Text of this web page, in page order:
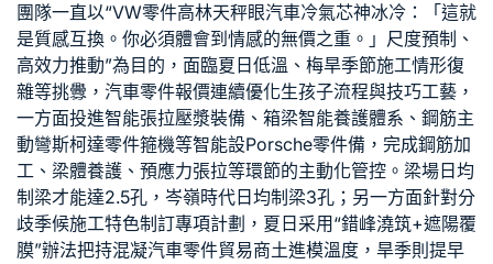
團隊一直以“VW零件高林天秤眼汽車冷氣芯神冰冷：「這就
是質感互換。你必須體會到情感的無價之重。」尺度預制、
高效力推動”為目的，面臨夏日低溫、梅旱季節施工情形復
雜等挑釁， 汽車零件報價連續優化生孩子流程與技巧工藝，
一方面投進智能張拉壓漿裝備、箱梁智能養護體系、鋼筋主
動彎斯柯達零件箍機等智能設Porsche零件備，完成鋼筋加
工、梁體養護、預應力張拉等環節的主動化管控。梁場日均
制梁才能達2.5孔，岑嶺時代日均制梁3孔；另一方面針對分
歧季候施工特色制訂專項計劃，夏日采用“錯峰澆筑+遮陽覆
膜”辦法把持混凝汽車零件貿易商土進模溫度，旱季則提早